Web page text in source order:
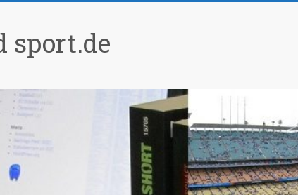
sport.de